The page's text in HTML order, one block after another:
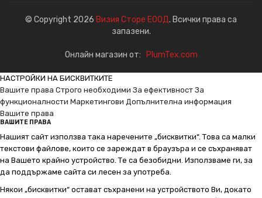
© Copyright 2026 Визия Сторе ЕООД. Всички права са
запазени.
Онлайн магазин от: PlumTex.com
НАСТРОЙКИ НА БИСКВИТКИТЕ
Вашите права Строго необходими За ефективност За
функционалности Маркетингови Допълнителна информация
Вашите права
ВАШИТЕ ПРАВА
Нашият сайт използва така наречените „бисквитки“. Това са малки
текстови файлове, които се зареждат в браузъра и се съхраняват
на Вашето крайно устройство. Те са безобидни. Използваме ги, за
да поддържаме сайта си лесен за употреба.
Някои „бисквитки“ остават съхранени на устройството Ви, докато